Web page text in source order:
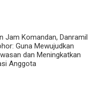
Jam Komandan, Danramil
Guna Mewujudkan
dan Meningkatkan
Anggota